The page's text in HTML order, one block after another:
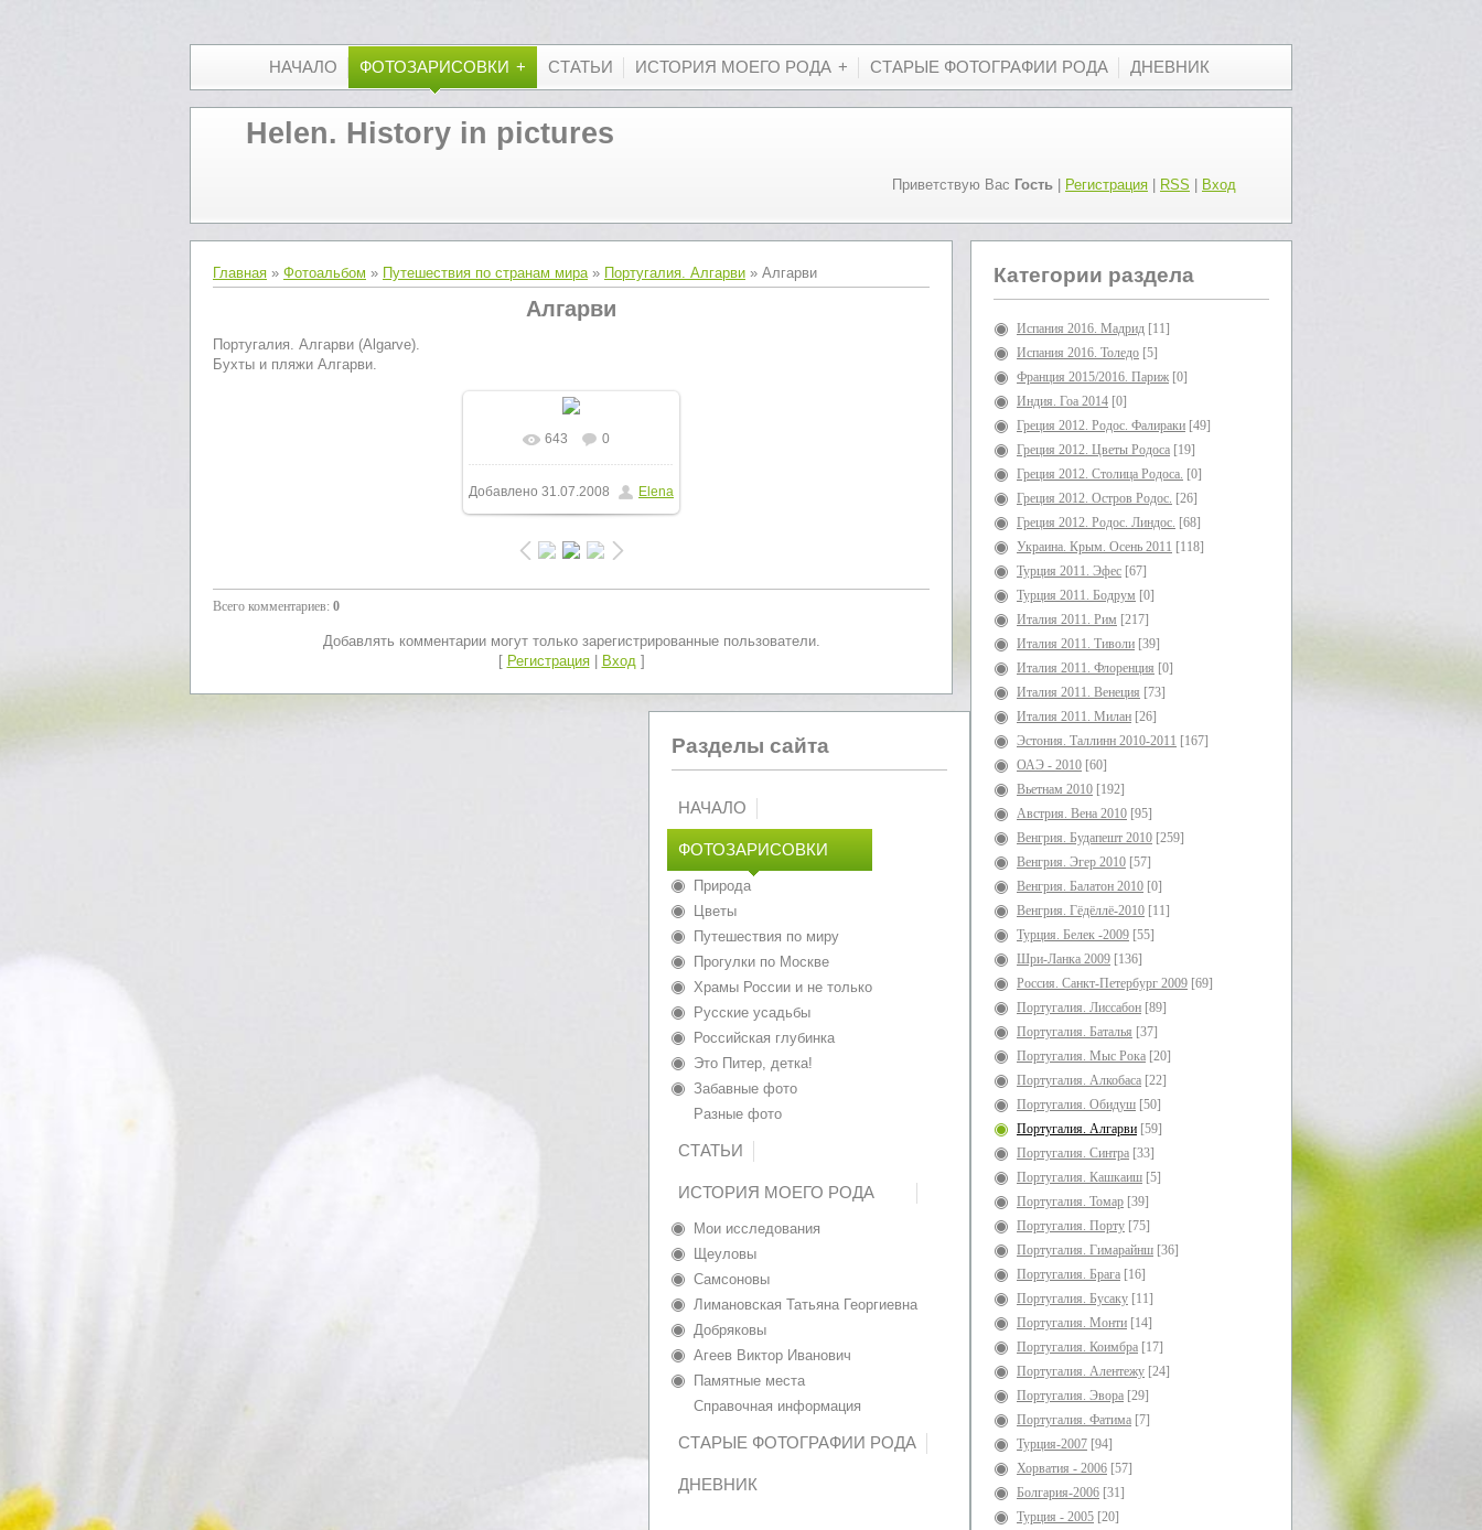
НАЧАЛО ФОТОЗАРИСОВКИ СТАТЬИ ИСТОРИЯ МОЕГО РОДА СТАРЫЕ ФОТОГРАФИИ РОДА ДНЕВНИК
Helen. History in pictures
Приветствую Вас Гость Регистрация RSS Вход
Главная » Фотоальбом » Путешествия по странам мира» Португалия. Алгарви » Алгарви
Алгарви
Португалия. Алгарви (Algarve).
Бухты и пляжи Алгарви.
В реальном размере
800x600/ 459.0Kb
643 0
Добавлено 31.07.2008 Elena
Всего комментариев: 0
Добавлять комментарии могут только зарегистрированные пользователи.
[ Регистрация| Вход]
Категории раздела
Испания 2016. Мадрид [11]
Испания 2016. Толедо [5]
Франция 2015/2016. Париж [0]
Индия. Гоа 2014 [0]
Греция 2012. Родос. Фалираки [49]
Греция 2012. Цветы Родоса [19]
Греция 2012. Столица Родоса. [0]
Греция 2012. Остров Родос. [26]
Греция 2012. Родос. Линдос. [68]
Украина. Крым. Осень 2011 [118]
Турция 2011. Эфес [67]
Турция 2011. Бодрум [0]
Италия 2011. Рим [217]
Италия 2011. Тиволи [39]
Италия 2011. Флоренция [0]
Италия 2011. Венеция [73]
Италия 2011. Милан [26]
Эстония. Таллинн 2010-2011 [167]
ОАЭ - 2010 [60]
Вьетнам 2010 [192]
Австрия. Вена 2010 [95]
Венгрия. Будапешт 2010 [259]
Венгрия. Эгер 2010 [57]
Венгрия. Балатон 2010 [0]
Венгрия. Гёдёллё-2010 [11]
Турция. Белек -2009 [55]
Шри-Ланка 2009 [136]
Россия. Санкт-Петербург 2009 [69]
Португалия. Лиссабон [89]
Португалия. Баталья [37]
Португалия. Мыс Рока [20]
Португалия. Алкобаса [22]
Португалия. Обидуш [50]
Португалия. Алгарви [59]
Португалия. Синтра [33]
Португалия. Кашкаиш [5]
Португалия. Томар [39]
Португалия. Порту [75]
Португалия. Гимарайнш [36]
Португалия. Брага [16]
Португалия. Бусаку [11]
Португалия. Монти [14]
Португалия. Коимбра [17]
Португалия. Алентежу [24]
Португалия. Эвора [29]
Португалия. Фатима [7]
Турция-2007 [94]
Хорватия - 2006 [57]
Болгария-2006 [31]
Турция - 2005 [20]
Разделы сайта
НАЧАЛО
ФОТОЗАРИСОВКИ
Природа
Цветы
Путешествия по миру
Прогулки по Москве
Храмы России и не только
Русские усадьбы
Российская глубинка
Это Питер, детка!
Забавные фото
Разные фото
СТАТЬИ
ИСТОРИЯ МОЕГО РОДА
Мои исследования
Щеуловы
Самсоновы
Лимановская Татьяна Георгиевна
Добряковы
Агеев Виктор Иванович
Памятные места
Справочная информация
СТАРЫЕ ФОТОГРАФИИ РОДА
ДНЕВНИК